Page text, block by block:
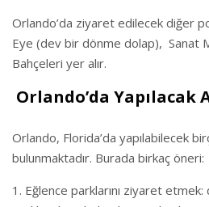
Orlando’da ziyaret edilecek diğer
Eye (dev bir dönme dolap), Sanat
Bahçeleri yer alır.
Orlando’da
Orlando, Florida’da yapılabilecek
bulunmaktadır. Burada birkaç öneri:
Eğlence parklarını ziyaret